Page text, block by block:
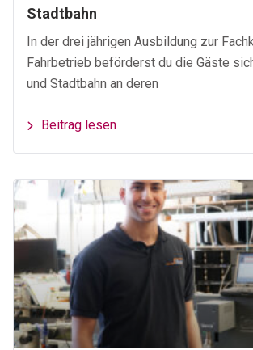
Stadtbahn
In der drei jährigen Ausbildung zur
Fahrbetrieb beförderst du die Gäste
und Stadtbahn an deren
Beitrag lesen